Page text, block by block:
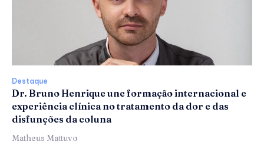
Destaque
Dr. Bruno Henrique une formação internacional e
experiência clínica no tratamento da dor e das
disfunções da coluna
Matheus Mattuvo